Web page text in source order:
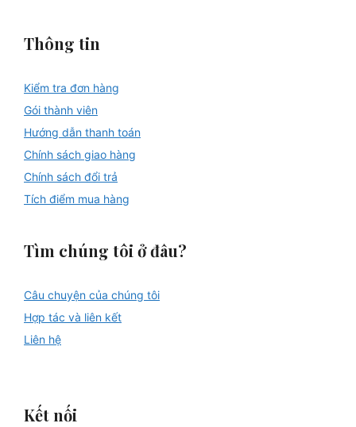
Thông tin
Kiểm tra đơn hàng
Gói thành viên
Hướng dẫn thanh toán
Chính sách giao hàng
Chính sách đổi trả
Tích điểm mua hàng
Tìm chúng tôi ở đâu?
Câu chuyện của chúng tôi
Hợp tác và liên kết
Liên hệ
Kết nối